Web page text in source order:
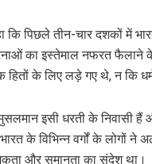
कि पिछले तीन-चार दशकों में
का इस्तेमाल नफरत फैलाने
हितों के लिए लड़े गए थे, न कि
इसी धरती के निवासी हैं
के विभिन्न वर्गों के लोगों
और समानता का संदेश था।